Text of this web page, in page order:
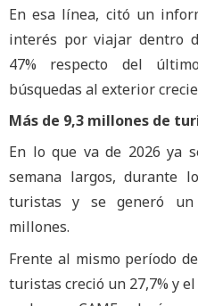
En esa línea, citó un
interés por viajar dentro
47% respecto del
búsquedas al exterior
Más de 9,3 millones de
En lo que va de 2026 ya
semana largos, durante
turistas y se generó un
millones.
Frente al mismo período
turistas creció un 27,7% y